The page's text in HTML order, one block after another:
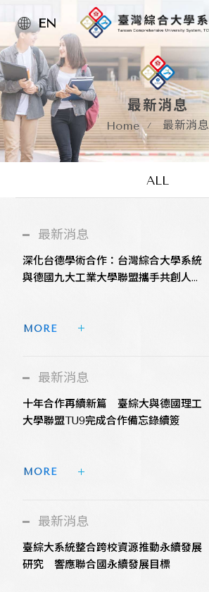
EN
最新消息
Home 最新消息
ALL
最新消息
深化台德學術合作：台灣綜合大學系統
與德國九大工業大學聯盟攜手共創人才
MORE
最新消息
十年合作再續新篇 臺綜大與德國理工
大學聯盟TU9完成合作備忘錄續簽
MORE
最新消息
臺綜大系統整合跨校資源推動永續發展
研究 響應聯合國永續發展目標